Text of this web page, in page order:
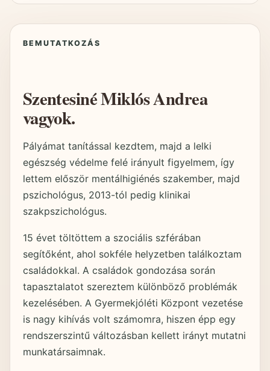
BEMUTATKOZÁS
Szentesiné Miklós Andrea
vagyok.
Pályámat tanítással kezdtem, majd a lelki
egészség védelme felé irányult figyelmem, így
lettem először mentálhigiénés szakember, majd
pszichológus, 2013-tól pedig klinikai
szakpszichológus.
15 évet töltöttem a szociális szférában
segítőként, ahol sokféle helyzetben találkoztam
családokkal. A családok gondozása során
tapasztalatot szereztem különböző problémák
kezelésében. A Gyermekjóléti Központ vezetése
is nagy kihívás volt számomra, hiszen épp egy
rendszerszintű változásban kellett irányt mutatni
munkatársaimnak.